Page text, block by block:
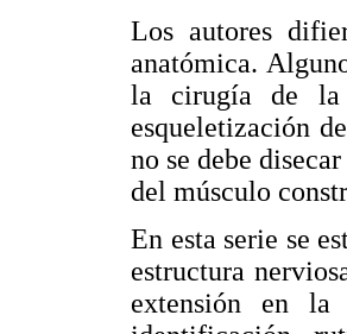
Los autores
anatómica.
la cirugía de la
esqueletización
no se debe
del músculo
En esta serie se
estructura
extensión en la